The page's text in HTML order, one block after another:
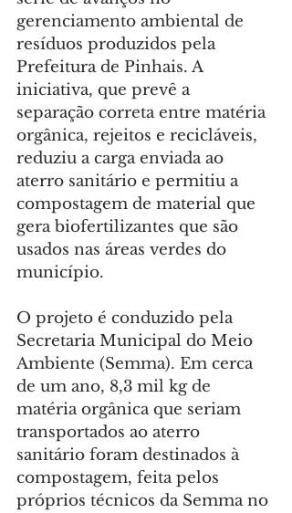
gerenciamento ambiental de
resíduos produzidos pela
Prefeitura de Pinhais. A
iniciativa, que prevê a
separação correta entre matéria
orgânica, rejeitos e recicláveis,
reduziu a carga enviada ao
aterro sanitário e permitiu a
compostagem de material que
gera biofertilizantes que são
usados nas áreas verdes do
município.
O projeto é conduzido pela
Secretaria Municipal do Meio
Ambiente (Semma). Em cerca
de um ano, 8,3 mil kg de
matéria orgânica que seriam
transportados ao aterro
sanitário foram destinados à
compostagem, feita pelos
próprios técnicos da Semma no